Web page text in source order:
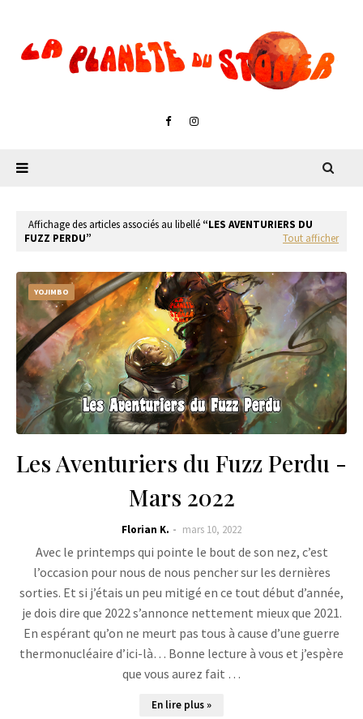
Affichage des articles associés au libellé
LES AVENTURIERS DU
FUZZ PERDU
Tout afficher
YOJIMBO
Les Aventuriers du Fuzz Perdu -
Mars 2022
Florian K. mars 10, 2022
Avec le printemps qui pointe le bout de son nez, c’est
l’occasion pour nous de nous pencher sur les dernières
sorties. Et si j’étais un peu mitigé en ce tout début d’année,
je dois dire que 2022 s’annonce nettement mieux que 2021.
En espérant qu’on ne meurt pas tous à cause d’une guerre
thermonucléaire d’ici-là… Bonne lecture à vous et j’espère
que vous aurez fait …
En lire plus »